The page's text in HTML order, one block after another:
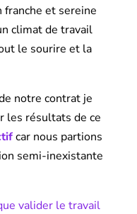
et sereine
climat de travail
le sourire et la
notre contrat je
les résultats de ce
car nous partions
semi-inexistante
valider le travail